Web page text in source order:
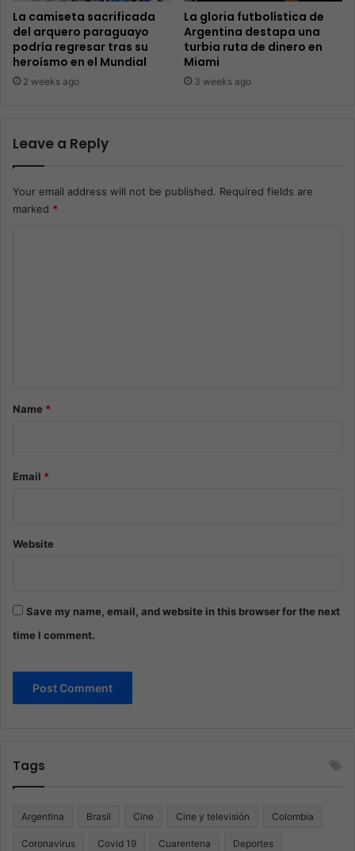
La camiseta sacrificada
del arquero paraguayo
podría regresar tras su
heroísmo en el Mundial
2 weeks ago
La gloria futbolística de
Argentina destapa una
turbia ruta de dinero en
Miami
3 weeks ago
Leave a Reply
Your email address will not be published. Required fields are
marked *
*Name *
Email *
Website
Save my name, email, and website in this browser for the next
time I comment.
Tags
Argentina Brasil Cine Cine y televisión Colombia
Coronavirus Covid 19 Cuarentena Deportes